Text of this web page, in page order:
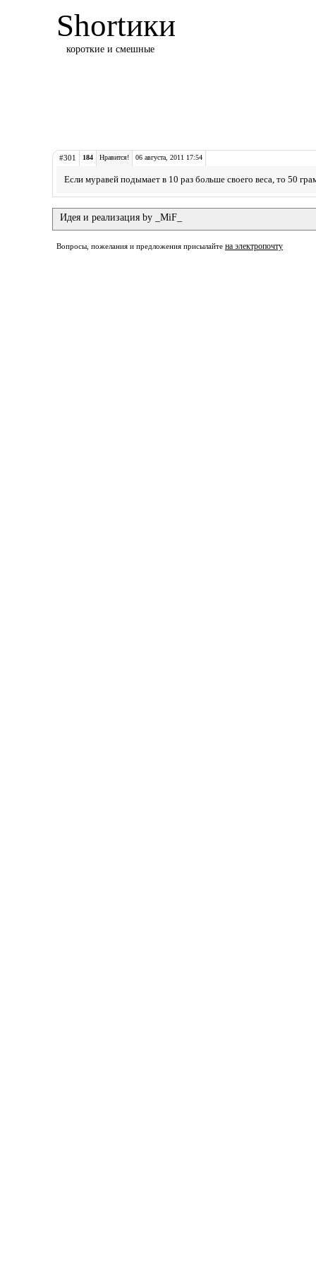
Shortики
короткие и смешные
#301 184 Нравится! 06 августа, 2011 17:54
Если муравей подымает в 10 раз больше своего веса, то 50
Идея и реализация by _MiF_
Вопросы, пожелания и предложения присылайте на электропочту